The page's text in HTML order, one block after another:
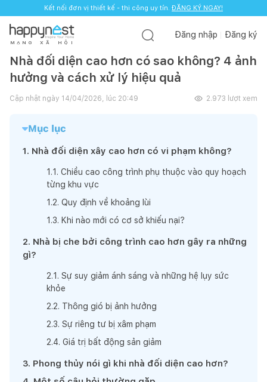
Kết nối đơn vị thiết kế - thi công uy tín. ĐĂNG KÝ NGAY!
M Ạ N G X Ã H Ộ I
Đăng nhập Đăng ký
Nhà đối diện cao hơn có sao không? 4 ảnh
hưởng và cách xử lý hiệu quả
Cập nhật ngày 14/04/2026, lúc 20:49 2.973 lượt xem
Mục lục
1. Nhà đối diện xây cao hơn có vi phạm không?
1 .1 . Chiều cao công trình phụ thuộc vào quy hoạch
từng khu vực
1 .2. Quy định về khoảng lùi
1 .3. Khi nào mới có cơ sở khiếu nại?
2. Nhà bị che bởi công trình cao hơn gây ra những
gì?
2.1 . Sự suy giảm ánh sáng và những hệ lụy sức
khỏe
2.2. Thông gió bị ảnh hưởng
2.3. Sự riêng tư bị xâm phạm
2.4. Giá trị bất động sản giảm
3. Phong thủy nói gì khi nhà đối diện cao hơn?